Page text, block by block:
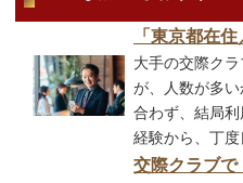
「東京都在
大手の交際ク
が、人数が多
合わず、結局
経験から、丁
交際クラブで